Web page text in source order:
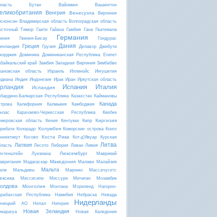
Бутан Вайоминг Вашингтон
Венгрия Венесуэла
Виргиния
Владимирская область Волгоградская область
Тимор
Гаити Гайана Гамбия Гана
Гватемала
Гвинея-Бисау Германия
Гондурас
Греция Грузия Дания Делавэр Джибути
Доминика Доминиканская Республика
Египет
край Замбия Западная Виргиния Зимбабве
область
Израиль Иллинойс
Ингушетия
Индия Индонезия Ирак Иран Иркутская область
Исландия Испания Италия
Балкарская Республика Казахстан Каймановы
Калифорния Калмыкия Камбоджия Канада
Карачаево-Черкесская Республика
Квебек
область
Кения Кентукки Кипр Киргизия
Колорадо Колумбия Коморские острова Конго
Косово Коста Рика Кот-д'Ивуар
Курская
Латвия Лесото Либерия Ливан Ливия Литва
Луизиана Люксембург
Маврикий
Мадагаскар Македония Малави Малайзия
Мальдивы Мальта Марокко Массачусетс
Миссисипи Миссури Мичиган Мозамбик
Монголия Монтана Мэриленд
Нагорно-
Республика
Намибия Небраска
Невада
АО
Непал Нигерия Нидерланды
Новая Зеландия Новая Каледония